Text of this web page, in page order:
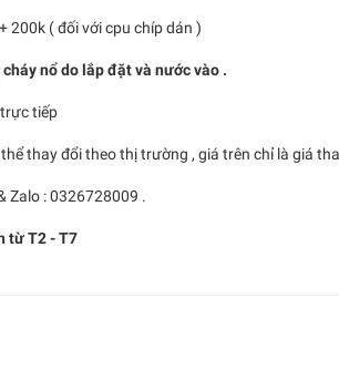
với cpu chíp dán )
nổ do lắp đặt và nước vào .
tiếp
thể thay đổi theo thị trường , giá trên chỉ là giá
Zalo : 0326728009 .
từ T2 - T7